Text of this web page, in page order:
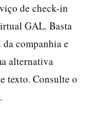
de check-in
GAL. Basta
companhia e
alternativa
texto. Consulte o